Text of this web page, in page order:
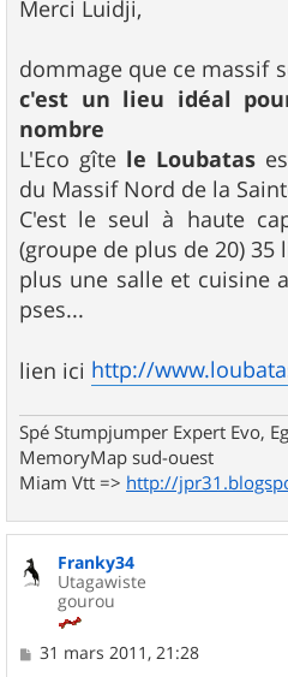
s
s
g
e
Merci Luidji,
dommage que ce massif
c'est un lieu idéal
nombre
L'Eco gîte le Loubatas
du Massif Nord de la
C'est le seul à haute
(groupe de plus de 20) 35
plus une salle et cuisine
pses...
lien ici http://
Spé Stumpjumper Expert Evo,
MemoryMap sud-ouest
Miam Vtt => http://
Franky34
Utagawiste
gourou
M
31 mars 2011, 21:28